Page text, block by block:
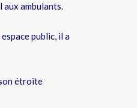
aux ambulants.
public, il a
étroite